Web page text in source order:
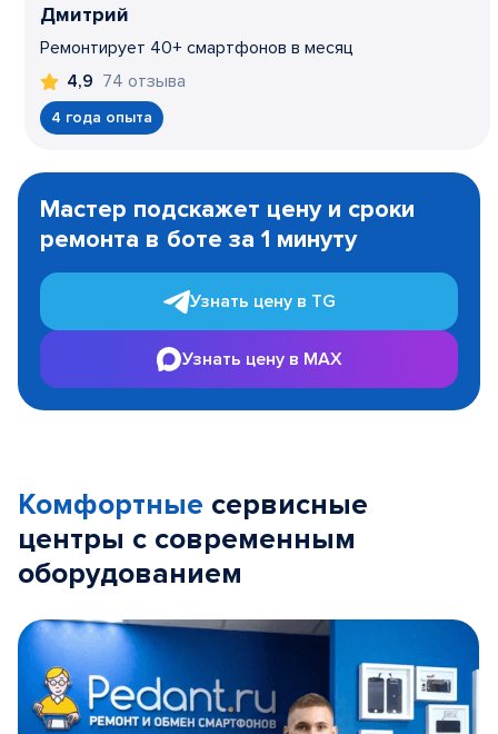
Дмитрий
Ремонтирует 40+ смартфонов в месяц
4,9 74 отзыва
4 года опыта
1
Мастер подскажет цену и сроки
ремонта в боте за 1 минуту
Узнать цену в TG
Узнать цену в MAX
Комфортные сервисные
центры с современным
оборудованием